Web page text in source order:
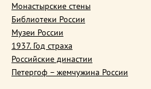
Монастырские стены
Библиотеки России
Музеи России
1937. Год страха
Российские династии
Петергоф – жемчужина России